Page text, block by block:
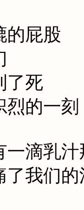
的屁股
了死
的一刻
一滴乳
了我们的